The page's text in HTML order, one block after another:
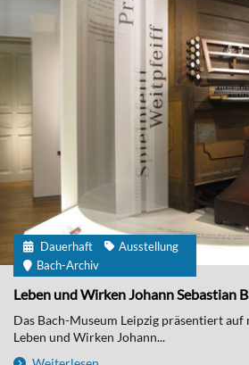
Dauerhaft
Ausstellung
Bach-Archiv
Leben und Wirken Johann Sebastian
Das Bach-Museum Leipzig präsentiert auf
Leben und Wirken Johann...